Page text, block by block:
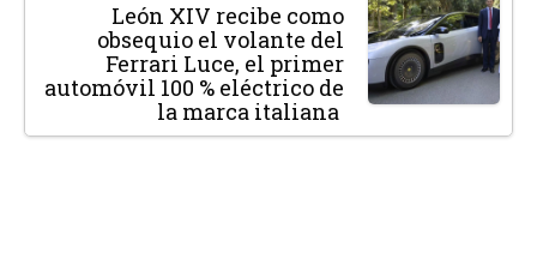
León XIV recibe como
obsequio el volante del
Ferrari Luce, el primer
automóvil 100 % eléctrico de
la marca italiana